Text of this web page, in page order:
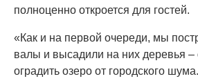
полноценно откроется для гостей.
«Как и на первой очереди, мы
валы и высадили на них деревья –
оградить озеро от городского